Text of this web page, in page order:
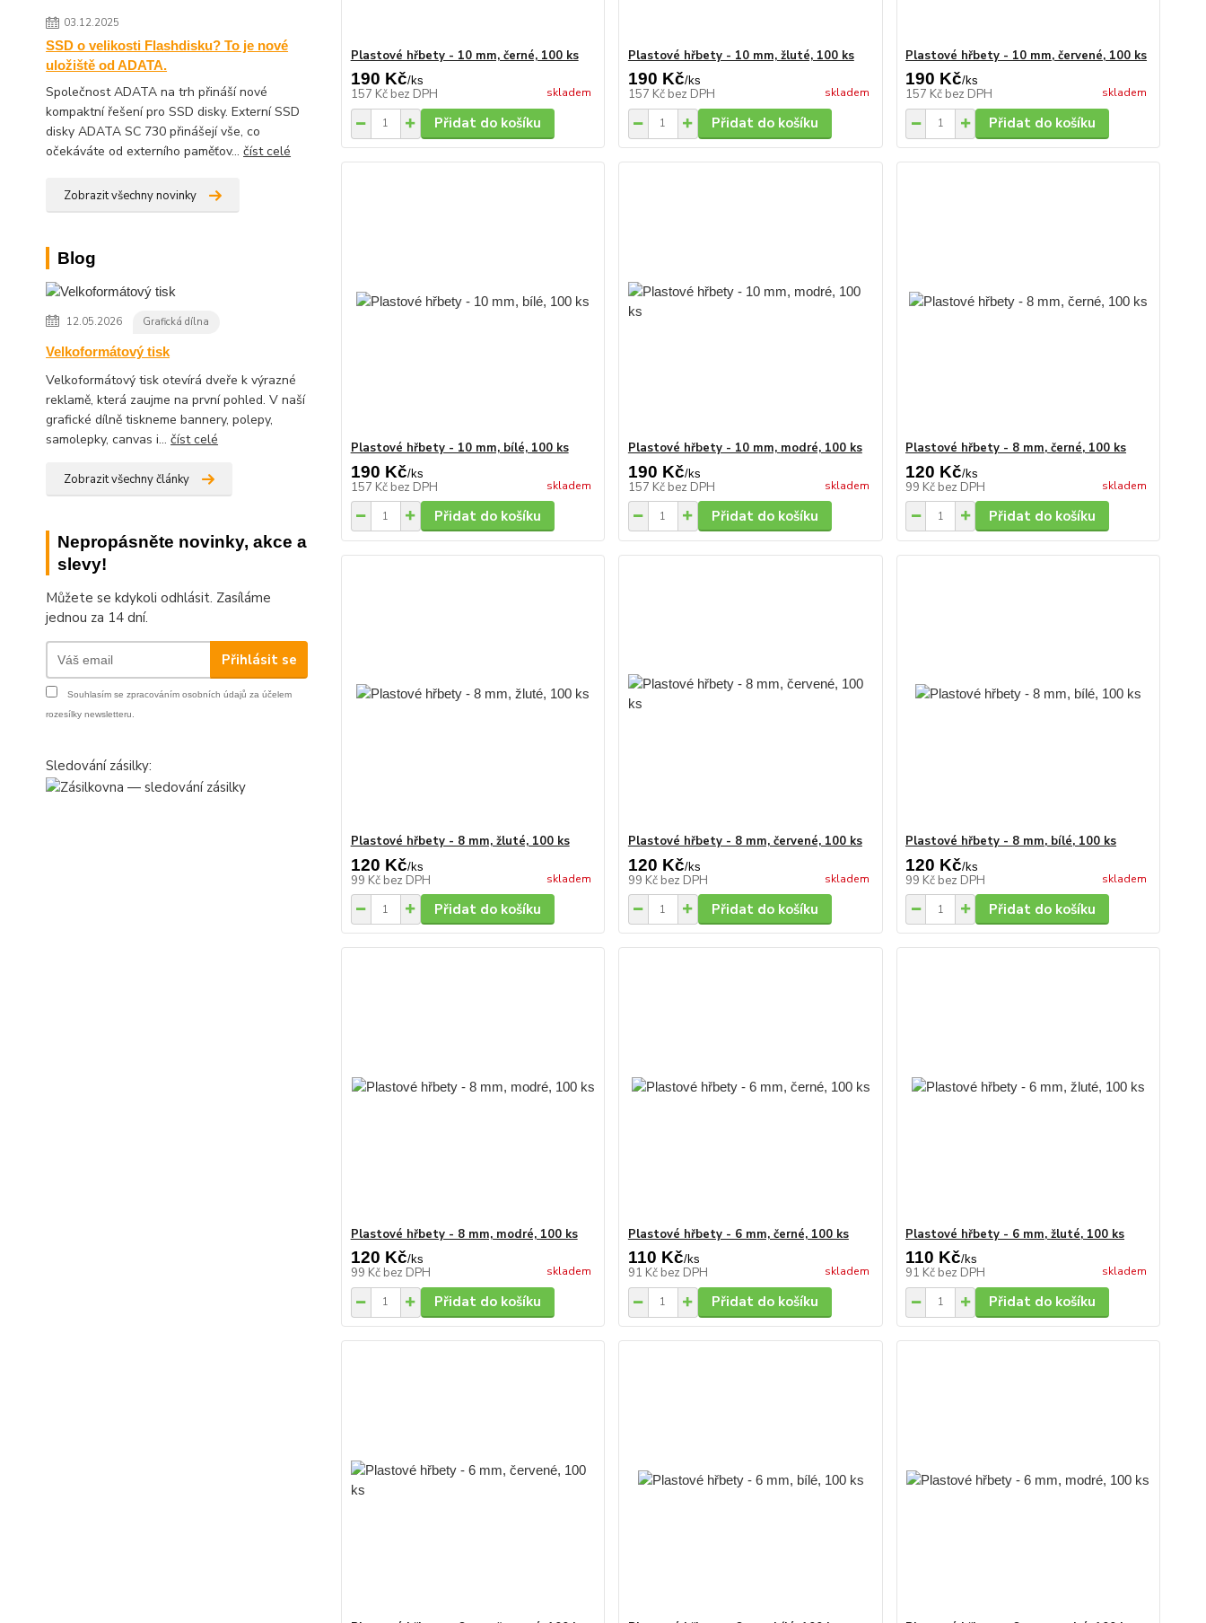
03.12.2025
SSD o velikosti Flashdisku? To je nové
uložiště od ADATA.
Společnost ADATA na trh přináší nové
kompaktní řešení pro SSD disky. Externí SSD
disky ADATA SC 730 přinášejí vše, co
očekáváte od externího paměťov...číst celé
Zobrazit všechny novinky
Blog
12.05.2026 Grafická dílna
Velkoformátový tisk
Velkoformátový tisk otevírá dveře k výrazné
reklamě, která zaujme na první pohled. V naší
grafické dílně tiskneme bannery, polepy,
samolepky, canvas i...číst celé
Zobrazit všechny články
Nepropásněte novinky, akce a
slevy!
Můžete se kdykoli odhlásit. Zasíláme
jednou za 14 dní.
Přihlásit se
Souhlasím se zpracováním osobních údajů za účelem
rozesílky newsletteru.
Sledování zásilky:
Plastové hřbety - 10 mm, černé, 100 ks
190 Kč/ks
157 Kč bez DPH skladem
Přidat do košíku
Plastové hřbety - 10 mm, žluté, 100 ks
190 Kč/ks
157 Kč bez DPH skladem
Přidat do košíku
Plastové hřbety - 10 mm, červené, 100 ks
190 Kč/ks
157 Kč bez DPH skladem
Přidat do košíku
Plastové hřbety - 10 mm, bílé, 100 ks
190 Kč/ks
157 Kč bez DPH skladem
Přidat do košíku
Plastové hřbety - 10 mm, modré, 100 ks
190 Kč/ks
157 Kč bez DPH skladem
Přidat do košíku
Plastové hřbety - 8 mm, černé, 100 ks
120 Kč/ks
99 Kč bez DPH skladem
Přidat do košíku
Plastové hřbety - 8 mm, žluté, 100 ks
120 Kč/ks
99 Kč bez DPH skladem
Přidat do košíku
Plastové hřbety - 8 mm, červené, 100 ks
120 Kč/ks
99 Kč bez DPH skladem
Přidat do košíku
Plastové hřbety - 8 mm, bílé, 100 ks
120 Kč/ks
99 Kč bez DPH skladem
Přidat do košíku
Plastové hřbety - 8 mm, modré, 100 ks
120 Kč/ks
99 Kč bez DPH skladem
Přidat do košíku
Plastové hřbety - 6 mm, černé, 100 ks
110 Kč/ks
91 Kč bez DPH skladem
Přidat do košíku
Plastové hřbety - 6 mm, žluté, 100 ks
110 Kč/ks
91 Kč bez DPH skladem
Přidat do košíku